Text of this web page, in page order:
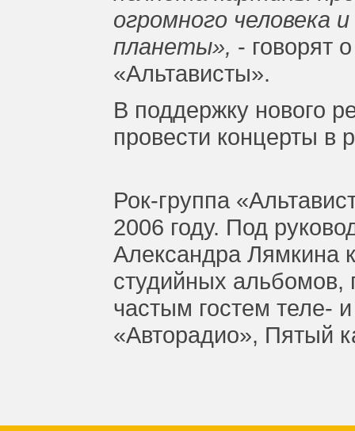
огромного человека
планеты», - говорят
«Альтависты».
В поддержку нового
провести концерты в
Рок-группа
2006 году. Под
Александра Лямкина
студийных альбомов,
частым гостем теле-
«Авторадио», Пятый